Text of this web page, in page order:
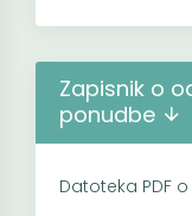
Zapisnik o
ponudbe
Datoteka PDF